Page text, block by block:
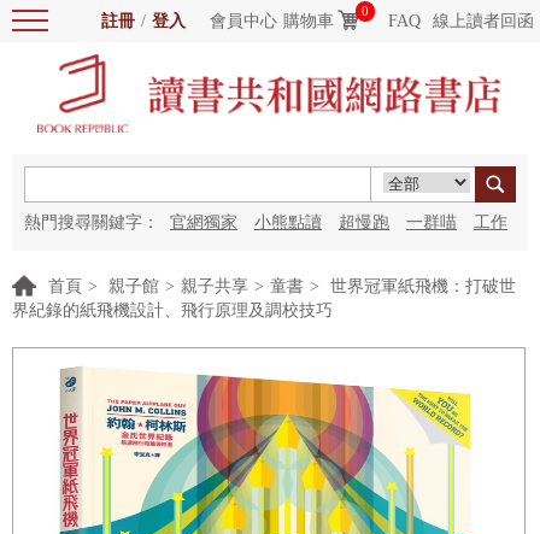
註冊 / 登入 會員中心 購物車
0
FAQ 線上讀者回函
熱門搜尋關鍵字： 官網獨家 小熊點讀 超慢跑 一群喵 工作
首頁 > 親子館 > 親子共享 > 童書 >
世界冠軍紙飛機：打破世
界紀錄的紙飛機設計、飛行原理及調校技巧